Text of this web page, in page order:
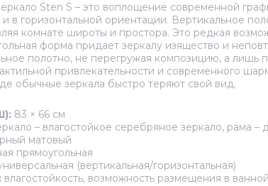
Sten S – это воплощение современной
и в горизонтальной ориентации. Вертикальное
комнате широты и простора. Это редкая
форма придает зеркалу изящество и
полотно, не перегружая композицию, а лишь
привлекательности и современного
обычные зеркала быстро теряют свой вид.
83 × 66 см
– влагостойкое серебряное зеркало, рама –
матовый
прямоугольная
(вертикальная/горизонтальная)
влагостойкость, возможность размещения в ванной